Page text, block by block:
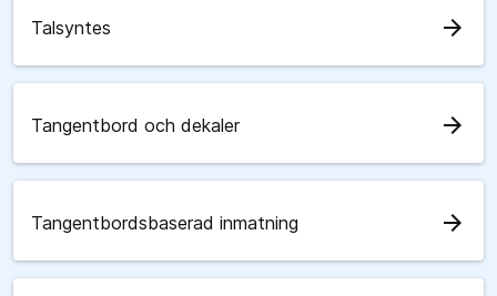
Talsyntes arrow_forward
Tangentbord och dekaler arrow_forward
Tangentbordsbaserad inmatning arrow_forward